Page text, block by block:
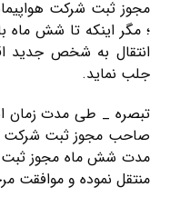
مجوز ثبت شرکت
؛ مگر اینكه تا شش ماه
انتقال به شخص جدید
جلب نماید.
تبصره _ طی مدت زمان
صاحب مجوز ثبت شرکت
مدت شش ماه مجوز ثبت
منتقل نموده و موافقت